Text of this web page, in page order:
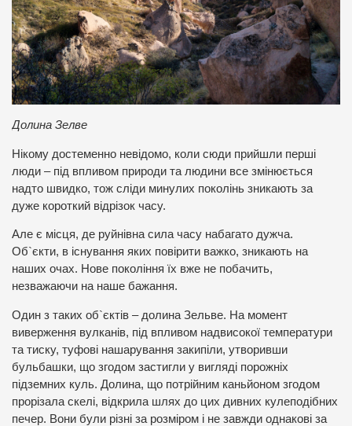
Долина Зелве
Нікому достеменно невідомо, коли сюди прийшли перші
люди – під впливом природи та людини все змінюється
надто швидко, тож сліди минулих поколінь зникають за
дуже короткий відрізок часу.
Але є місця, де руйнівна сила часу набагато дужча.
Об`єкти, в існування яких повірити важко, зникають на
наших очах. Нове покоління їх вже не побачить,
незважаючи на наше бажання.
Один з таких об`єктів – долина Зельве. На момент
виверження вулканів, під впливом надвисокої температури
та тиску, туфові нашарування закипіли, утворивши
бульбашки, що згодом застигли у вигляді порожніх
підземних куль. Долина, що потрійним каньйоном згодом
прорізала скелі, відкрила шлях до цих дивних кулеподібних
печер. Вони були різні за розміром і не завжди однакові за